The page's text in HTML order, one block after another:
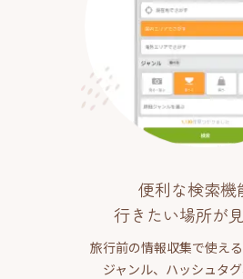
便利な検索機
行きたい場所が
旅行前の情報収集で使える
ジャンル、ハッシュタグ